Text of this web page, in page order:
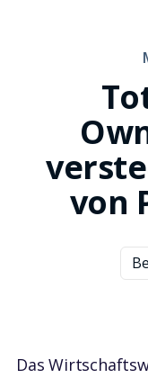
von
Das